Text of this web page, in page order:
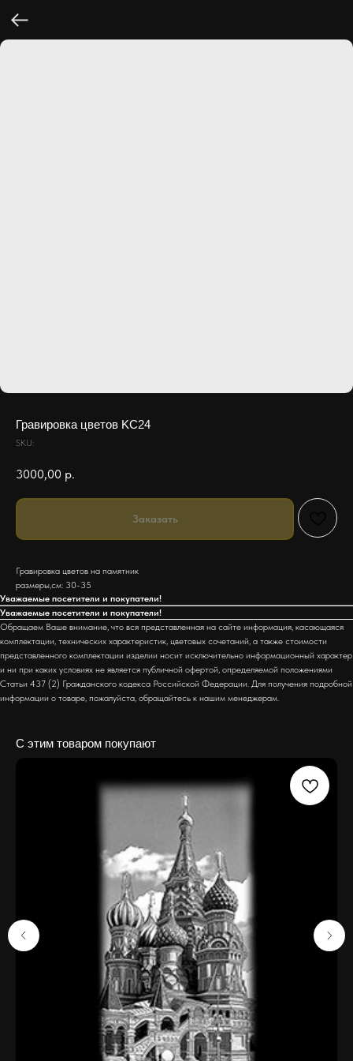
Гравировка цветов KC24
SKU:
3000,00 р.
Заказать
Гравировка цветов на памятник
размеры,см: 30-35
Уважаемые посетители и покупатели!
Уважаемые посетители и покупатели!
Обращаем Ваше внимание, что вся представленная на сайте информация, касающаяся
комплектации, технических характеристик, цветовых сочетаний, а также стоимости
представленного комплектации изделии носит исключительно информационный характер
и ни при каких условиях не является публичной офертой, определяемой положениями
Статьи 437 (2) Гражданского кодекса Российской Федерации. Для получения подробной
информации о товаре, пожалуйста, обращайтесь к нашим менеджерам.
С этим товаром покупают